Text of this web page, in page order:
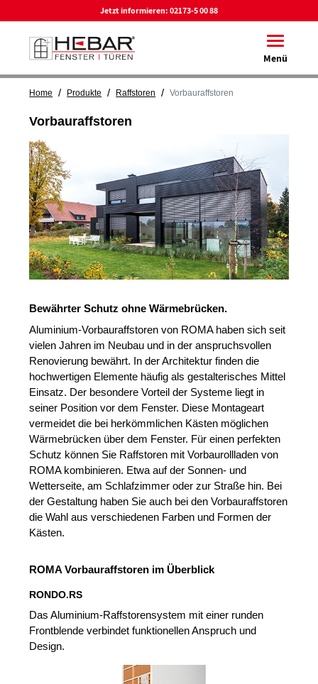
Jetzt informieren: 02173-5 00 88
Toggle
Menü
Home / Produkte / Raffstoren / Vorbauraffstoren
Vorbauraffstoren
Bewährter Schutz ohne Wärmebrücken.
Aluminium-Vorbauraffstoren von ROMA haben sich seit
vielen Jahren im Neubau und in der anspruchsvollen
Renovierung bewährt. In der Architektur finden die
hochwertigen Elemente häufig als gestalterisches Mittel
Einsatz. Der besondere Vorteil der Systeme liegt in
seiner Position vor dem Fenster. Diese Montageart
vermeidet die bei herkömmlichen Kästen möglichen
Wärmebrücken über dem Fenster. Für einen perfekten
Schutz können Sie Raffstoren mit Vorbaurollladen von
ROMA kombinieren. Etwa auf der Sonnen- und
Wetterseite, am Schlafzimmer oder zur Straße hin. Bei
der Gestaltung haben Sie auch bei den Vorbauraffstoren
die Wahl aus verschiedenen Farben und Formen der
Kästen.
ROMA Vorbauraffstoren im Überblick
RONDO.RS
Das Aluminium-Raffstorensystem mit einer runden
Frontblende verbindet funktionellen Anspruch und
Design.